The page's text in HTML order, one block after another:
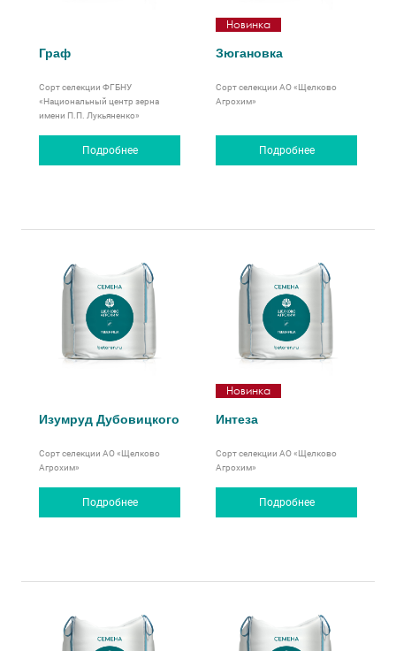
Граф
Сорт селекции ФГБНУ
«Национальный центр зерна
имени П.П. Лукьяненко»
Подробнее
Новинка
Зюгановка
Сорт селекции АО «Щелково
Агрохим»
Подробнее
Изумруд Дубовицкого
Сорт селекции АО «Щелково
Агрохим»
Подробнее
Новинка
Интеза
Сорт селекции АО «Щелково
Агрохим»
Подробнее